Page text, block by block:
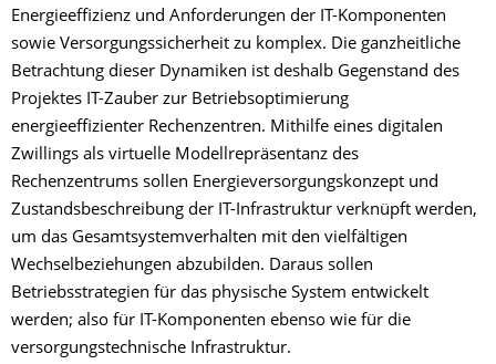
Energieeffizienz und Anforderungen der IT-Komponenten
sowie Versorgungssicherheit zu komplex. Die ganzheitliche
Betrachtung dieser Dynamiken ist deshalb Gegenstand des
Projektes IT-Zauber zur Betriebsoptimierung
energieeffizienter Rechenzentren. Mithilfe eines digitalen
Zwillings als virtuelle Modellrepräsentanz des
Rechenzentrums sollen Energieversorgungskonzept und
Zustandsbeschreibung der IT-Infrastruktur verknüpft werden,
um das Gesamtsystemverhalten mit den vielfältigen
Wechselbeziehungen abzubilden. Daraus sollen
Betriebsstrategien für das physische System entwickelt
werden; also für IT-Komponenten ebenso wie für die
versorgungstechnische Infrastruktur.